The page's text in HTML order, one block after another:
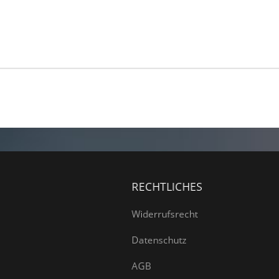
RECHTLICHES
Widerrufsrecht
Datenschutz
AGB